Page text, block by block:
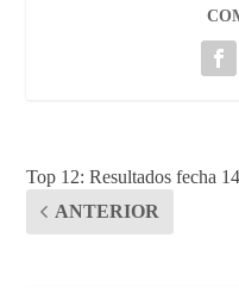
Top 12: Resultados fecha 14
ANTERIOR